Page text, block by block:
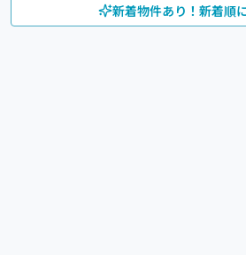
新着物件あり！新着順